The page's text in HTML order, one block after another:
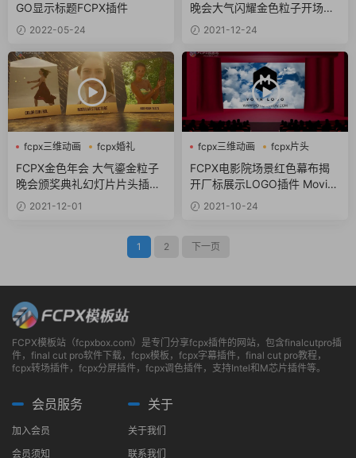
GO显示标题FCPX插件
2022-05-24
晚会大气闪耀金色粒子开场片
头 Short Inspire Trailer
2021-12-24
fcpx三维动画
fcpx婚礼
fcpx幻灯片
FCPX金色年会 大气鎏金粒子
晚会颁奖典礼幻灯片片头插件
Fame Slideshow
2021-12-01
fcpx三维动画
fcpx片头
幕布
FCPX电影院场景红色幕布揭
开厂标展示LOGO插件 Movie
Theater Logo
2021-10-24
1 2 下一页
FCPX模板站（fcpxbox.com）是专门分享fcpx插件的网站，包含finalcutpro插
件，final cut pro软件下载，fcpx模板，fcpx字幕插件，final cut pro教程，
fcpx转场插件，fcpx分屏插件，fcpx调色插件，支持Intel和M芯片插件等。
会员服务
加入会员
会员须知
关于
关于我们
联系我们